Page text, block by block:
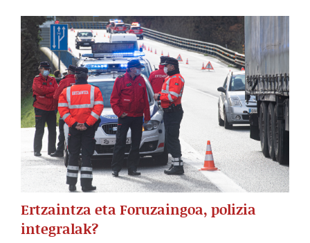
Ertzaintza eta Foruzaingoa, polizia
integralak?